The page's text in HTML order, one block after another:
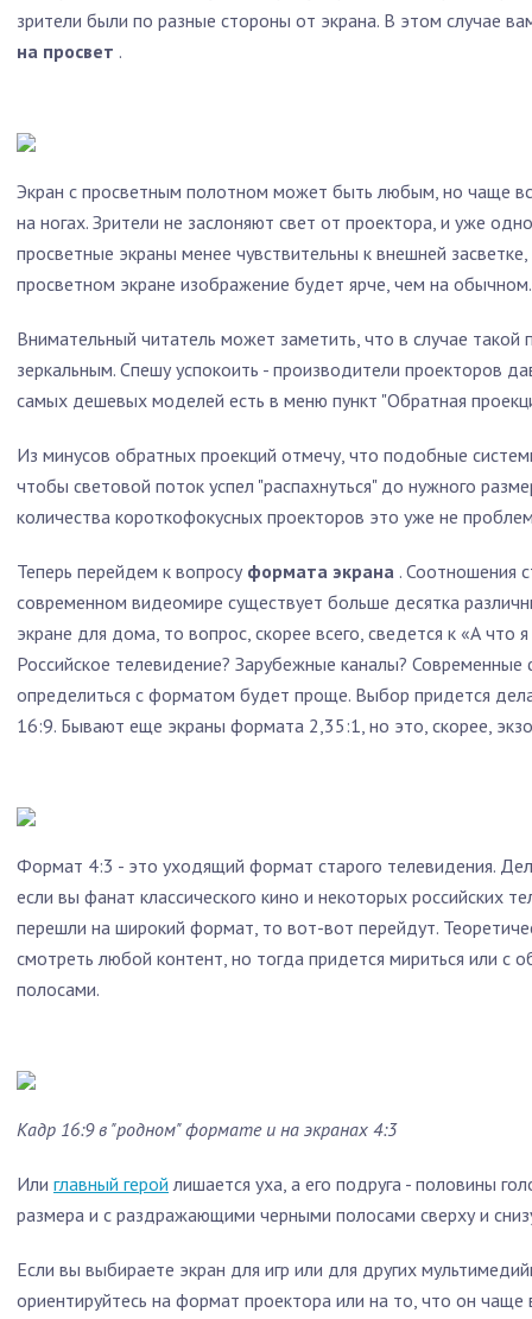
зрители были по разные стороны от экрана. В этом случае
на просвет .
Экран с просветным полотном может быть любым, но чаще
на ногах. Зрители не заслоняют свет от проектора, и уже
просветные экраны менее чувствительны к внешней
просветном экране изображение будет ярче, чем на обычном.
Внимательный читатель может заметить, что в случае такой
зеркальным. Спешу успокоить - производители проекторов
самых дешевых моделей есть в меню пункт "Обратная
Из минусов обратных проекций отмечу, что подобные
чтобы световой поток успел "распахнуться" до нужного
количества короткофокусных проекторов это уже не
Теперь перейдем к вопросу формата экрана . Соотношения
современном видеомире существует больше десятка
экране для дома, то вопрос, скорее всего, сведется к «А что
Российское телевидение? Зарубежные каналы?
определиться с форматом будет проще. Выбор придется
16:9. Бывают еще экраны формата 2,35:1, но это, скорее,
Формат 4:3 - это уходящий формат старого телевидения.
если вы фанат классического кино и некоторых российских
перешли на широкий формат, то вот-вот перейдут.
смотреть любой контент, но тогда придется мириться или с
полосами.
Кадр 16:9 в "родном" формате и на экранах 4:3
Или главный герой лишается уха, а его подруга - половины
размера и с раздражающими черными полосами сверху и
Если вы выбираете экран для игр или для других
ориентируйтесь на формат проектора или на то, что он чаще